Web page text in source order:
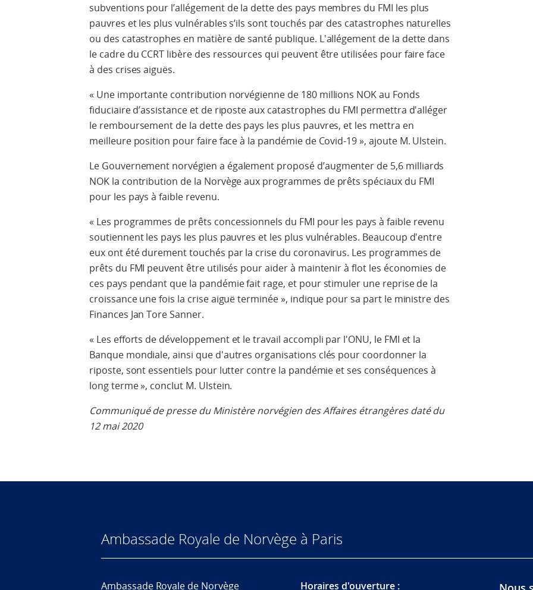
subventions pour l’allégement de la dette des pays membres du FMI les plus
pauvres et les plus vulnérables s’ils sont touchés par des catastrophes naturelles
ou des catastrophes en matière de santé publique. L'allégement de la dette dans
le cadre du CCRT libère des ressources qui peuvent être utilisées pour faire face
à des crises aiguës.
« Une importante contribution norvégienne de 180 millions NOK au Fonds
fiduciaire d’assistance et de riposte aux catastrophes du FMI permettra d'alléger
le remboursement de la dette des pays les plus pauvres, et les mettra en
meilleure position pour faire face à la pandémie de Covid-19 », ajoute M. Ulstein.
Le Gouvernement norvégien a également proposé d’augmenter de 5,6 milliards
NOK la contribution de la Norvège aux programmes de prêts spéciaux du FMI
pour les pays à faible revenu.
« Les programmes de prêts concessionnels du FMI pour les pays à faible revenu
soutiennent les pays les plus pauvres et les plus vulnérables. Beaucoup d'entre
eux ont été durement touchés par la crise du coronavirus. Les programmes de
prêts du FMI peuvent être utilisés pour aider à maintenir à flot les économies de
ces pays pendant que la pandémie fait rage, et pour stimuler une reprise de la
croissance une fois la crise aiguë terminée », indique pour sa part le ministre des
Finances Jan Tore Sanner.
« Les efforts de développement et le travail accompli par l'ONU, le FMI et la
Banque mondiale, ainsi que d'autres organisations clés pour coordonner la
riposte, sont essentiels pour lutter contre la pandémie et ses conséquences à
long terme », conclut M. Ulstein.
Communiqué de presse du Ministère norvégien des Affaires étrangères daté du
12 mai 2020
Ambassade Royale de Norvège à Paris
Ambassade Royale de Norvège Horaires d'ouverture :